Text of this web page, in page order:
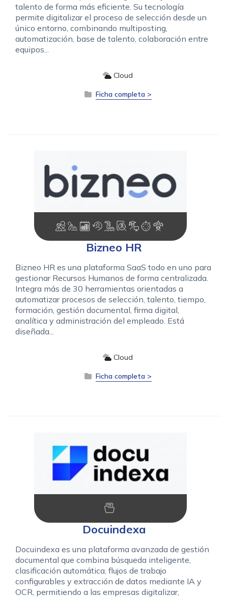
talento de forma más eficiente. Su tecnología
permite digitalizar el proceso de selección desde un
único entorno, combinando multiposting,
automatización, base de talento, colaboración entre
equipos...
Cloud
Ficha completa >
Bizneo HR
Bizneo HR es una plataforma SaaS todo en uno para
gestionar Recursos Humanos de forma centralizada.
Integra más de 30 herramientas orientadas a
automatizar procesos de selección, talento, tiempo,
formación, gestión documental, firma digital,
analítica y administración del empleado. Está
diseñada...
Cloud
Ficha completa >
Docuindexa
Docuindexa es una plataforma avanzada de gestión
documental que combina búsqueda inteligente,
clasificación automática, flujos de trabajo
configurables y extracción de datos mediante IA y
OCR, permitiendo a las empresas digitalizar,